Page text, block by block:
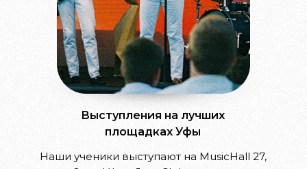
Наши ученики выступают на MusicHall 27,
Выступления на лучших
площадках Уфы